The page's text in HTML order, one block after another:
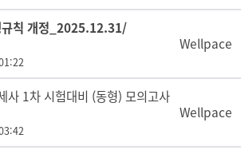
규칙 개정_2025.12.31/
Wellpace
사 1차 시험대비 (동형) 모의고사
Wellpace